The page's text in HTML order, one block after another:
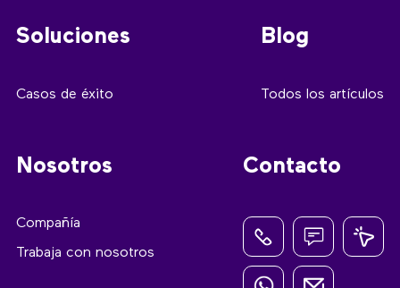
Soluciones
Casos de éxito
Blog
Todos los artículos
Nosotros
Compañía
Trabaja con nosotros
Contacto